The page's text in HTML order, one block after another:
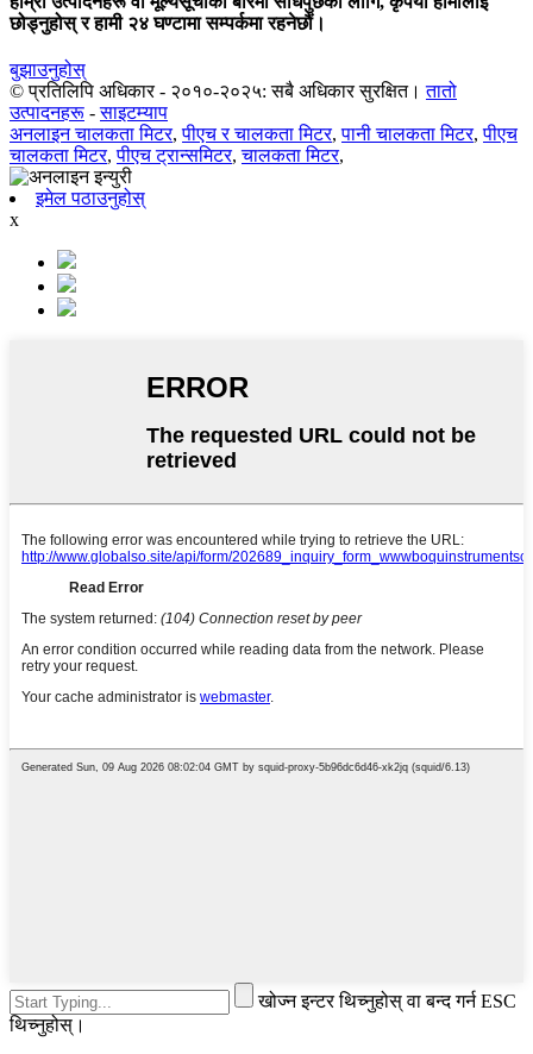
छोड्नुहोस् र हामी २४ घण्टामा सम्पर्कमा रहनेछौं।
बुझाउनुहोस्
© प्रतिलिपि अधिकार - २०१०-२०२५: सबै अधिकार सुरक्षित। तातो
उत्पादनहरू -साइटम्याप
अनलाइन चालकता मिटर,पीएच र चालकता मिटर,पानी चालकता मिटर,पीएच
चालकता मिटर,पीएच ट्रान्समिटर,चालकता मिटर,
इमेल पठाउनुहोस्
x
खोज्न इन्टर थिच्नुहोस् वा बन्द गर्न ESC
थिच्नुहोस्।